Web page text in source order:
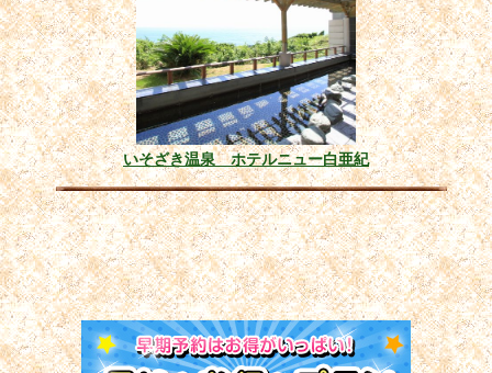
いそざき温泉 ホテルニュー白亜紀